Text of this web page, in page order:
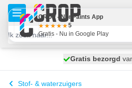
Ga naar de inhoud
Gratis bezorgd
100 dagen
Stof- & waterzuigers
CROP - NonPaints App
5
Gratis - Nu in Google Play